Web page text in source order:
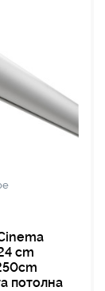
cm
потолна